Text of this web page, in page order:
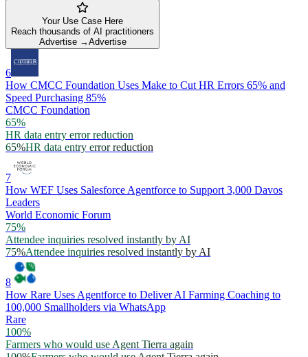
Your Use Case Here
Reach thousands of AI practitioners
Advertise →Advertise
6
How CMCC Foundation Uses Make to Cut HR Errors 65% and
Speed Purchasing 85%
CMCC Foundation
65%
HR data entry error reduction
65%HR data entry error reduction
7
How WEF Uses Salesforce Agentforce to Support 3,000 Davos
Leaders
World Economic Forum
75%
Attendee inquiries resolved instantly by AI
75%Attendee inquiries resolved instantly by AI
8
How Rare Uses Agentforce to Deliver AI Farming Coaching to
100,000 Smallholders via WhatsApp
Rare
100%
Farmers who would use Agent Tierra again